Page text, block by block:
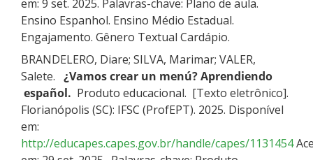
em: 9 set. 2025. Palavras-chave: Plano de aula.
Ensino Espanhol. Ensino Médio Estadual.
Engajamento. Gênero Textual Cardápio.
BRANDELERO, Diare; SILVA, Marimar; VALER,
Salete. ¿Vamos crear un menú? Aprendiendo
español. Produto educacional. [Texto eletrônico].
Florianópolis (SC): IFSC (ProfEPT). 2025. Disponível
em:
http://educapes.capes.gov.br/handle/capes/1131454